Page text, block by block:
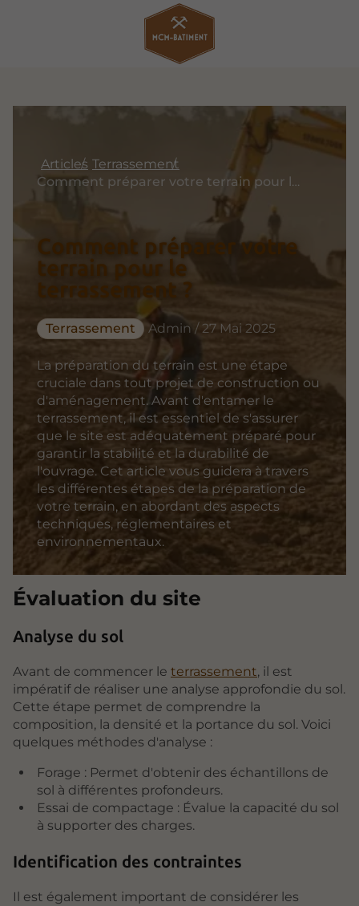
Articles Terrassement
Comment préparer votre terrain pour le terrassement ?
Comment préparer votre
terrain pour le
terrassement ?
Terrassement Admin / 27 Mai 2025
La préparation du terrain est une étape
cruciale dans tout projet de construction ou
d'aménagement. Avant d'entamer le
terrassement, il est essentiel de s'assurer
que le site est adéquatement préparé pour
garantir la stabilité et la durabilité de
l'ouvrage. Cet article vous guidera à travers
les différentes étapes de la préparation de
votre terrain, en abordant des aspects
techniques, réglementaires et
environnementaux.
Évaluation du site
Analyse du sol
Avant de commencer le terrassement, il est
impératif de réaliser une analyse approfondie du sol.
Cette étape permet de comprendre la
composition, la densité et la portance du sol. Voici
quelques méthodes d'analyse :
Forage : Permet d'obtenir des échantillons de
sol à différentes profondeurs.
Essai de compactage : Évalue la capacité du sol
à supporter des charges.
Identification des contraintes
Il est également important de considérer les